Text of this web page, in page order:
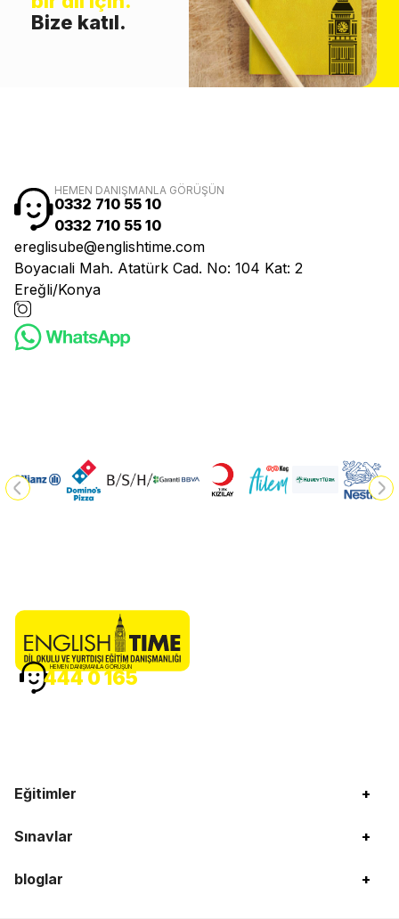
Bize katıl.
HEMEN DANIŞMANLA GÖRÜŞÜN
0332 710 55 10
0332 710 55 10
ereglisube@englishtime.com
Boyacıali Mah. Atatürk Cad. No: 104 Kat: 2
Ereğli/Konya
Eğitimler +
Sınavlar +
bloglar +
HEMEN DANIŞMANLA GÖRÜŞÜN
444 0 165